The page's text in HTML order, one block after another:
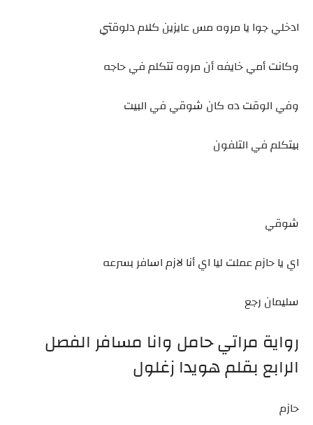
ادخلي جوا يا مروه مس عايزين كلام دلوقتي
وكانت أمي خايفه أن مروه تتكلم في حاجه
وفي الوقت ده كان شوقي في البيت
بيتكلم في التلفون
شوقي
اي يا حازم عملت ليا اي أنا لازم اسافر بسرعه
سليمان رجع
رواية مراتي حامل وانا مسافر الفصل
الرابع بقلم هويدا زغلول
حازم